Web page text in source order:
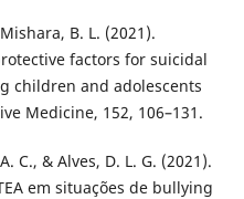
B. L. (2021).
factors for suicidal
children and adolescents
Medicine, 152, 106–131.
C., & Alves, D. L. G. (2021).
em situações de bullying